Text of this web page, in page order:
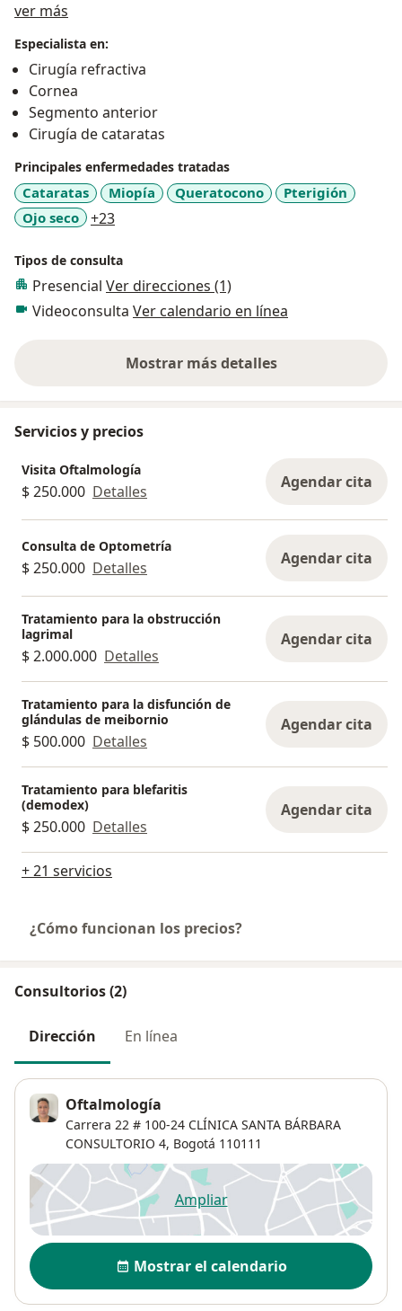
ver más
Especialista en:
Cirugía refractiva
Cornea
Segmento anterior
Cirugía de cataratas
Principales enfermedades tratadas
Cataratas Miopía Queratocono
Pterigión
Ojo seco
+23a11y_sr_more_diseases
Tipos de consulta
Presencial Ver direcciones (1)
Videoconsulta Ver calendario en línea
Mostrar más detalles
sobre la experiencia
Servicios y precios
Visita Oftalmología
$ 250.000 Detalles Agendar cita
Consulta de Optometría
$ 250.000 Detalles Agendar cita
Tratamiento para la obstrucción
lagrimal
$ 2.000.000 Detalles
Agendar cita
Tratamiento para la disfunción de
glándulas de meibornio
$ 500.000 Detalles
Agendar cita
Tratamiento para blefaritis
(demodex)
$ 250.000 Detalles
Agendar cita
+ 21 servicios
¿Cómo funcionan los precios?
Consultorios (2)
Dirección En línea
Oftalmología
Carrera 22 # 100-24 CLÍNICA SANTA BÁRBARA
CONSULTORIO 4, Bogotá 110111
Ampliarse abre en una nueva
Disponibilidad
Mostrar el calendario